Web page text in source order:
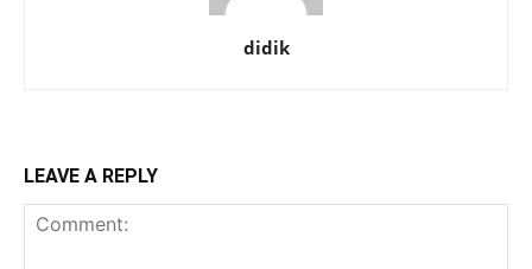
didik
LEAVE A REPLY